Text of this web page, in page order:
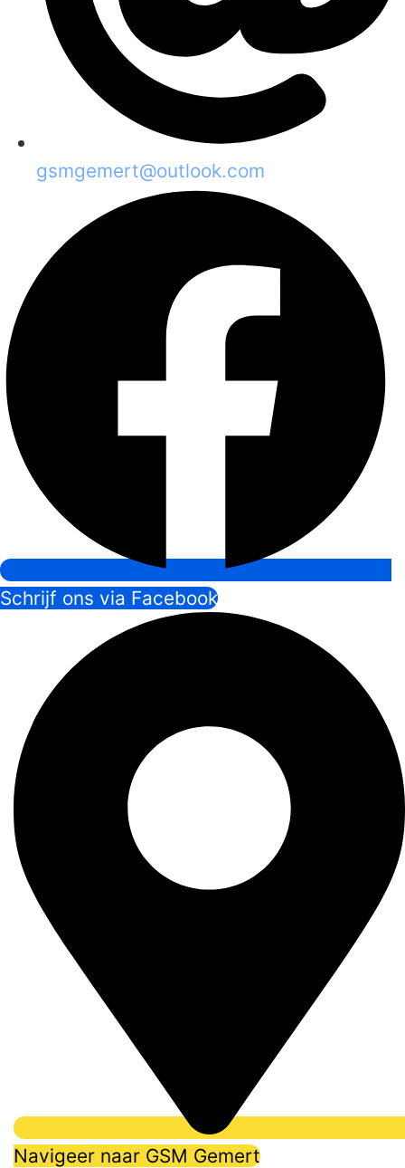
gsmgemert@outlook.com
Schrijf ons via Facebook
Navigeer naar GSM Gemert